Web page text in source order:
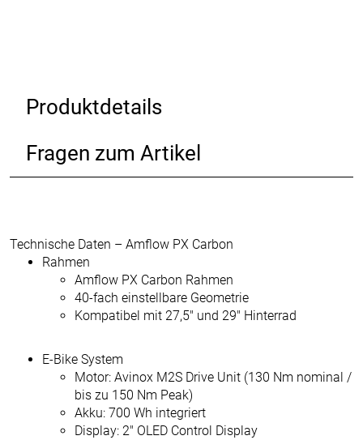
Produktdetails
Fragen zum Artikel
Technische Daten – Amflow PX Carbon
Rahmen
Amflow PX Carbon Rahmen
40-fach einstellbare Geometrie
Kompatibel mit 27,5" und 29" Hinterrad
E-Bike System
Motor: Avinox M2S Drive Unit (130 Nm nominal /
bis zu 150 Nm Peak)
Akku: 700 Wh integriert
Display: 2" OLED Control Display